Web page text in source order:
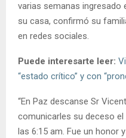
varias semanas ingresado
su casa, confirmó su
en redes sociales.
Puede interesarte leer:
“estado crítico” y con
“En Paz descanse Sr
comunicarles su deceso
las 6:15 am. Fue un honor